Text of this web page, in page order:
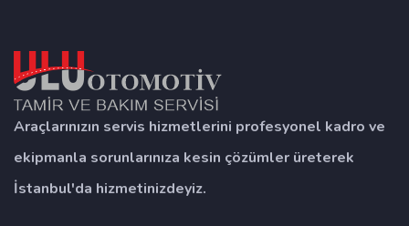
Araçlarınızın servis hizmetlerini profesyonel kadro ve
ekipmanla sorunlarınıza kesin çözümler üreterek
İstanbul'da hizmetinizdeyiz.